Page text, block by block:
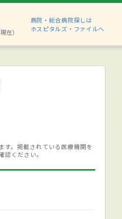
在）
病院・総合病院探しは
ホスピタルズ・ファイルへ
。掲載されている医療機関を
ください。